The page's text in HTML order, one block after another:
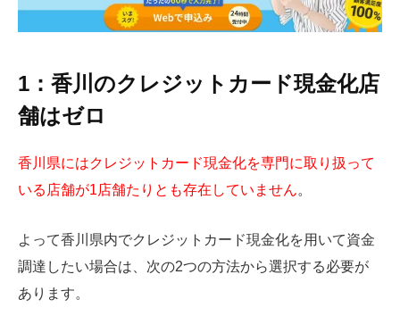
1：香川のクレジットカード現金化店
舗はゼロ
香川県にはクレジットカード現金化を専門に取り扱って
いる店舗が1店舗たりとも存在していません。
よって香川県内でクレジットカード現金化を用いて資金
調達したい場合は、次の2つの方法から選択する必要が
あります。